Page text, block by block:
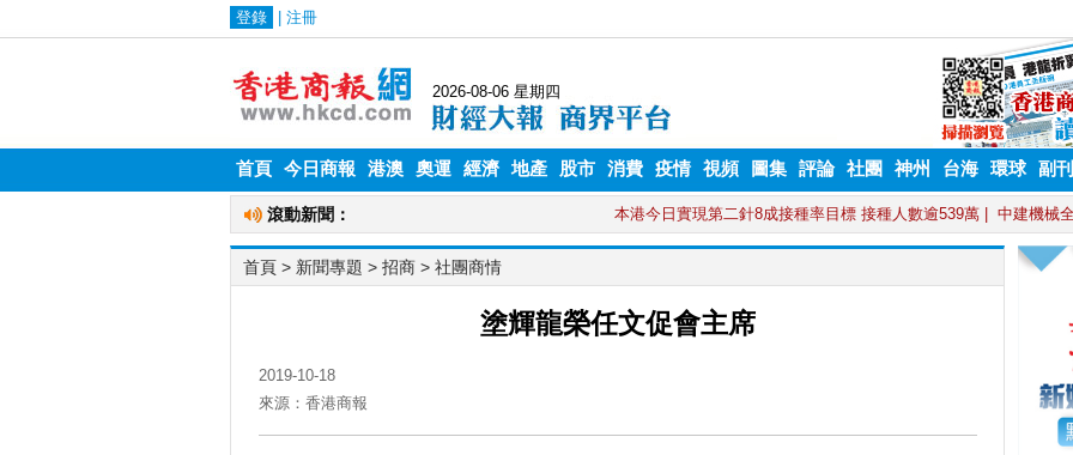
首頁 今日商報 港澳 奧運 經濟 地產 股市 消費 疫情 視頻 圖集 評論 社團 神州 台海 環球 副刊
首頁 > 新聞專題 > 招商 > 社團商情
塗輝龍榮任文促會主席
2019-10-18
來源：香港商報